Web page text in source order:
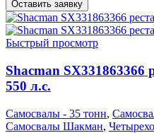
Оставить заявку
Быстрый просмотр
Shacman SX331863366
550 л.с.
Самосвалы - 35 тонн,
Самосвалы Шакман,